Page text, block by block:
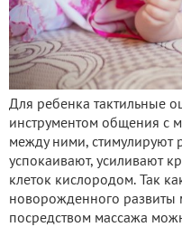
Для ребенка тактильные
инструментом общения с
между ними, стимулируют
успокаивают, усиливают
клеток кислородом. Так
новорожденного развиты
посредством массажа